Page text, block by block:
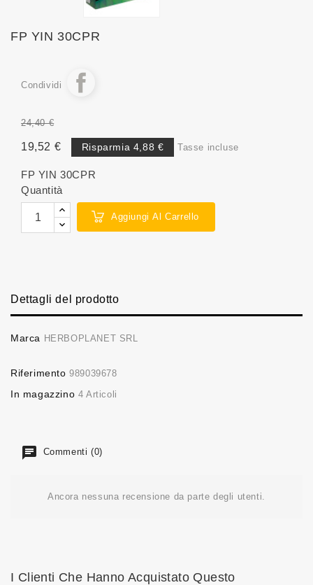
FP YIN 30CPR
Condividi
24,40 €
19,52 € Risparmia 4,88 € Tasse incluse
FP YIN 30CPR
Quantità
Aggiungi Al Carrello
Dettagli del prodotto
Marca HERBOPLANET SRL
Riferimento 989039678
In magazzino 4 Articoli
Commenti (0)
Ancora nessuna recensione da parte degli utenti.
I Clienti Che Hanno Acquistato Questo